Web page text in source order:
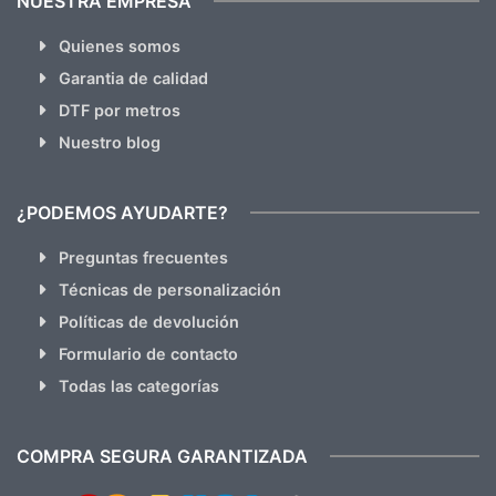
Quienes somos
Garantia de calidad
DTF por metros
Nuestro blog
¿PODEMOS AYUDARTE?
Preguntas frecuentes
Técnicas de personalización
Políticas de devolución
Formulario de contacto
Todas las categorías
COMPRA SEGURA GARANTIZADA